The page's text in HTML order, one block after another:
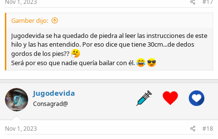
Nov 1, 2023 #17
Gamber dijo:
Jugodevida se ha quedado de piedra al leer las instrucciones de este
hilo y las has entendido. Por eso dice que tiene 30cm...de dedos
gordos de los pies??
Será por eso que nadie quería bailar con él.
Jugodevida
Consagrad@
Nov 1, 2023 #18